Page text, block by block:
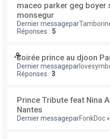
maceo parker geg boyer
monsegur
Dernier messagepar
Réponses : 5
soirée prince au djoon
Dernier messagepar
Réponses : 3
Prince Tribute feat Nina
Nantes
Dernier messageparFonkDoc «